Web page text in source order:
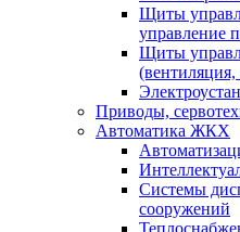
Щиты
управление
Щиты
Приводы,
Автоматика ЖКХ
Системы
сооружений